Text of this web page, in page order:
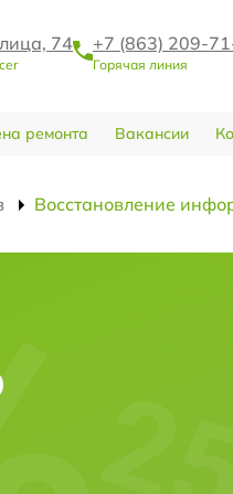
74 +7 (863) 209-
Горячая линия
ремонта Вакансии
Восстановление